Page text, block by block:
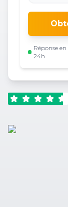
Réponse en
24h